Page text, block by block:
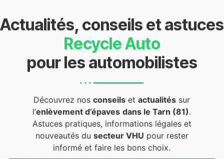
Actualités, conseils et astuces
Recycle Auto
pour les automobilistes
Découvrez nosconseils etactualités sur
l’enlèvement d’épaves dans le Tarn (81).
Astuces pratiques, informations légales et
nouveautés du secteur VHU pour rester
informé et faire les bons choix.